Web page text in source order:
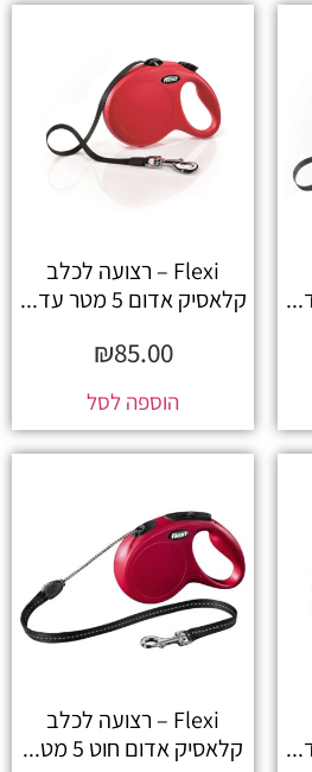
Flexi – רצועה לכלב
קלאסיק אדום 5 מטר עד...
₪85.00
הוספה לסל
Flexi – רצועה לכלב
קלאסיק אדום חוט 5 מט...